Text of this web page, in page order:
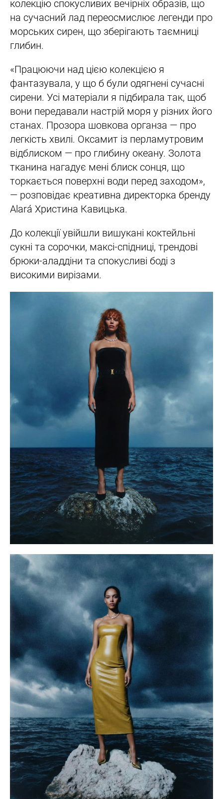
колекцію спокусливих вечірніх образів, що
на сучасний лад переосмислює легенди про
морських сирен, що зберігають таємниці
глибин.
«Працюючи над цією колекцією я
фантазувала, у що б були одягнені сучасні
сирени. Усі матеріали я підбирала так, щоб
вони передавали настрій моря у різних його
станах. Прозора шовкова органза — про
легкість хвилі. Оксамит із перламутровим
відблиском — про глибину океану. Золота
тканина нагадує мені блиск сонця, що
торкається поверхні води перед заходом»,
— розповідає креативна директорка бренду
Alará Христина Кавицька.
До колекції увійшли вишукані коктейльні
сукні та сорочки, максі-спідниці, трендові
брюки-аладдіни та спокусливі боді з
високими вирізами.